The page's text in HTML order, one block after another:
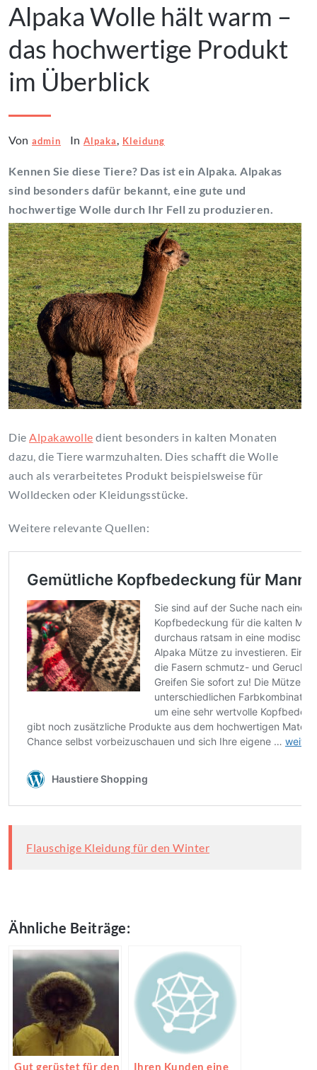
Alpaka Wolle hält warm –
das hochwertige Produkt
im Überblick
Von admin In Alpaka, Kleidung
Kennen Sie diese Tiere? Das ist ein Alpaka. Alpakas
sind besonders dafür bekannt, eine gute und
hochwertige Wolle durch Ihr Fell zu produzieren.
Die Alpakawolle dient besonders in kalten Monaten
dazu, die Tiere warmzuhalten. Dies schafft die Wolle
auch als verarbeitetes Produkt beispielsweise für
Wolldecken oder Kleidungsstücke.
Weitere relevante Quellen:
Flauschige Kleidung für den Winter
Ähnliche Beiträge:
Gut gerüstet für den Ihren Kunden eine